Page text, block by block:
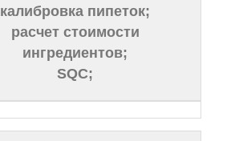
калибровка пипеток;
расчет стоимости
ингредиентов;
SQC;